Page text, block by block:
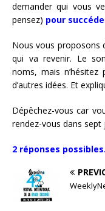
demanderqui vous
pensez) pour
Nous vous proposons
qui va revenir. Le
noms, mais
d’autres idées. Et
Dépêchez-vous car
rendez-vous dans
2 réponses possibles.